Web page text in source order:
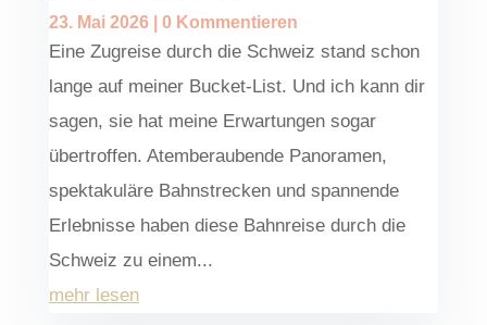
23. Mai 2026| 0 Kommentieren
Eine Zugreise durch die Schweiz stand schon
lange auf meiner Bucket-List. Und ich kann dir
sagen, sie hat meine Erwartungen sogar
übertroffen. Atemberaubende Panoramen,
spektakuläre Bahnstrecken und spannende
Erlebnisse haben diese Bahnreise durch die
Schweiz zu einem...
mehr lesen